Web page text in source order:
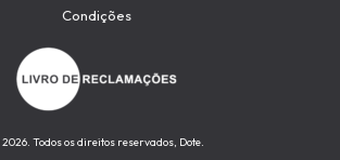
Condições
Todos os direitos reservados, Dote.